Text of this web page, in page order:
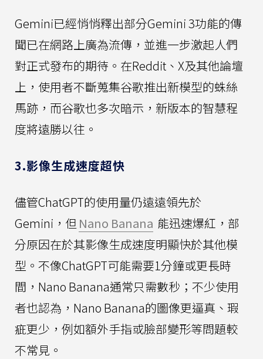
Gemini已經悄悄釋出部分Gemini 3功能的傳
聞已在網路上廣為流傳，並進一步激起人們
對正式發布的期待。在Reddit、X及其他論壇
上，使用者不斷蒐集谷歌推出新模型的蛛絲
馬跡，而谷歌也多次暗示，新版本的智慧程
度將遠勝以往。
3.影像生成速度超快
儘管ChatGPT的使用量仍遠遠領先於
Gemini，但 Nano Banana 能迅速爆紅，部
分原因在於其影像生成速度明顯快於其他模
型。不像ChatGPT可能需要1分鐘或更長時
間，Nano Banana通常只需數秒；不少使用
者也認為，Nano Banana的圖像更逼真、瑕
疵更少，例如額外手指或臉部變形等問題較
不常見。